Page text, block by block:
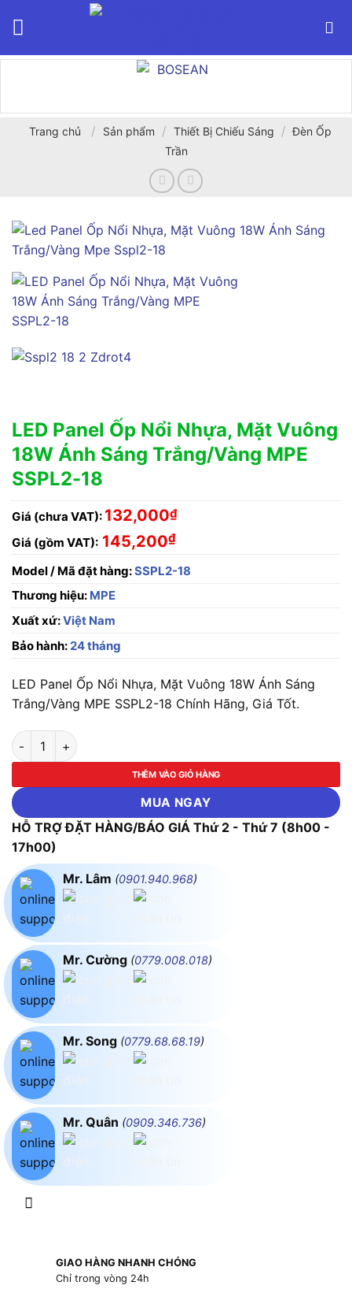
Trang chủ / Sản phẩm / Thiết Bị Chiếu Sáng / Đèn Ốp
Trần
LED Panel Ốp Nổi Nhựa, Mặt Vuông
18W Ánh Sáng Trắng/Vàng MPE
SSPL2-18
Giá (chưa VAT): 132,000₫
Giá (gồm VAT): 145,200₫
Model / Mã đặt hàng:SSPL2-18
Thương hiệu: MPE
Xuất xứ:Việt Nam
Bảo hành:24 tháng
LED Panel Ốp Nổi Nhựa, Mặt Vuông 18W Ánh Sáng
Trắng/Vàng MPE SSPL2-18 Chính Hãng, Giá Tốt.
LED Panel Ốp Nổi Nhựa, Mặt Vuông 18W Ánh Sáng Trắng/
THÊM VÀO GIỎ HÀNG
MUA NGAY
HỖ TRỢ ĐẶT HÀNG/BÁO GIÁ Thứ 2 - Thứ 7 (8h00 -
17h00)
Mr. Lâm (0901.940.968)
Mr. Cường (0779.008.018)
Mr. Song (0779.68.68.19)
Mr. Quân (0909.346.736)
GIAO HÀNG NHANH CHÓNG
Chỉ trong vòng 24h